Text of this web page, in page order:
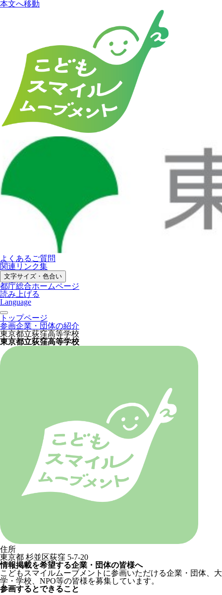
本文へ移動
よくあるご質問
関連リンク集
文字サイズ・色合い
都庁総合ホームページ
読み上げる
Language
トップページ
参画企業・団体の紹介
東京都立荻窪高等学校
東京都立荻窪高等学校
住所
東京都 杉並区荻窪 5-7-20
情報掲載を希望する企業・団体の皆様へ
こどもスマイルムーブメントに参画いただける企業・団体、大
学・学校、NPO等の皆様を募集しています。
参画するとできること